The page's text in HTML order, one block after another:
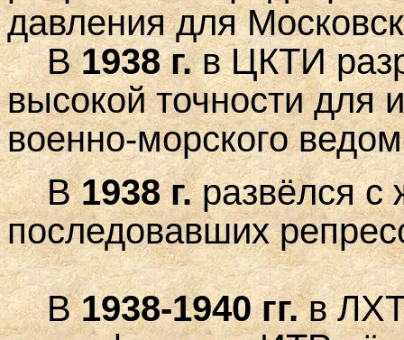
давления для
В1938 г.в ЦКТИ
высокой точности для
военно-морского
В1938 г.развёлся с
последовавших
В1938-1940 гг.в